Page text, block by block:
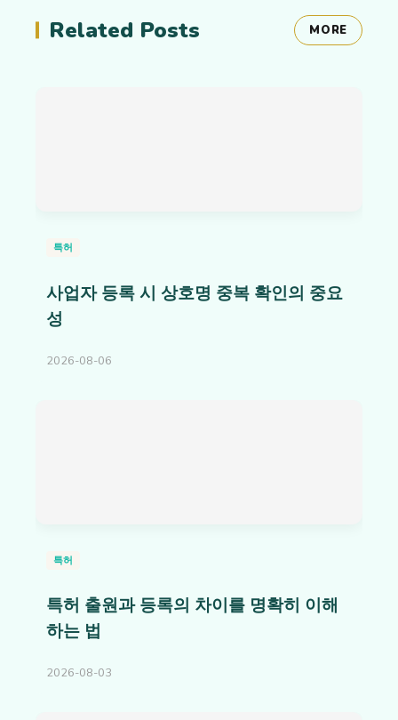
Related Posts MORE
특허
사업자 등록 시 상호명 중복 확인의 중요
성
2026-08-06
특허
특허 출원과 등록의 차이를 명확히 이해
하는 법
2026-08-03